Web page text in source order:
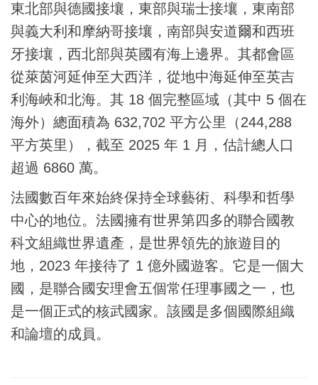
東北部與德國接壤，東部與瑞士接壤，東南部
與義大利和摩納哥接壤，南部與安道爾和西班
牙接壤，西北部與英國有海上邊界。其都會區
從萊茵河延伸至大西洋，從地中海延伸至英吉
利海峽和北海。其 18 個完整區域（其中 5 個在
海外）總面積為 632,702 平方公里（244,288
平方英里），截至 2025 年 1 月，估計總人口
超過 6860 萬。
法國數百年來始終保持全球藝術、科學和哲學
中心的地位。法國擁有世界第四多的聯合國教
科文組織世界遺產，是世界領先的旅遊目的
地，2023 年接待了 1 億外國遊客。它是一個大
國，是聯合國安理會五個常任理事國之一，也
是一個正式的核武國家。該國是多個國際組織
和論壇的成員。